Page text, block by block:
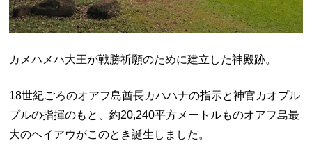
カメハメハ大王が戦勝祈願のために建立した神殿跡。
18世紀ごろのオアフ島酋長カハハナの指示と神官カオプル
プルの指揮のもと、約20,240平方メートルものオアフ島最
大のヘイアウがこのとき誕生しました。